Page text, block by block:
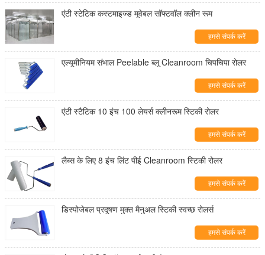
एंटी स्टेटिक कस्टमाइज्ड मूवेबल सॉफ्टवॉल क्लीन रूम
हमसे संपर्क करें
एल्यूमीनियम संभाल Peelable ब्लू Cleanroom चिपचिपा रोलर
हमसे संपर्क करें
एंटी स्टैटिक 10 इंच 100 लेयर्स क्लीनरूम स्टिकी रोलर
हमसे संपर्क करें
लैब्स के लिए 8 इंच लिंट पीई Cleanroom स्टिकी रोलर
हमसे संपर्क करें
डिस्पोजेबल प्रदूषण मुक्त मैनुअल स्टिकी स्वच्छ रोलर्स
हमसे संपर्क करें